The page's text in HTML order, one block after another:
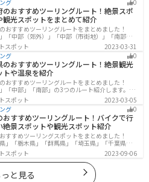
は参考にしてください。
グ
0
のおすすめツーリングルート！絶景スポ
観光スポットをまとめて紹介
おすすめツーリングルートをまとめました！
」「中部（郊外）」「中部（市街地）」「南部」
ルート紹介します。古い町並みや神社仏閣、自然
た風光明媚なスポットが数多く存在し、様々な
ができます。バイクで京都府にツーリングに行
考にしてください。
スポット
2023-03-31
グ
0
のおすすめツーリングルート！絶景観光
トや温泉を紹介
おすすめツーリングルートをまとめました！
」「中部」「南部」の3つのルート紹介します。阿
な自然を満喫できるスポットや温泉を満喫する
グができます。バイクで大分県にツーリングに
参考にしてください。
スポット
2023-03-05
グ
0
おすすめツーリングルート！バイクで行
絶景スポットや観光スポット紹介
すすめツーリングスポットをまとめました！
県」「栃木県」「群馬県」「埼玉県」「千葉県」
」「神奈川県」の各県の観光地紹介します。自
山々や湖、温泉地が点在し、四季折々の景色を
スポットが多数あります。バイクで関東にツー
に行く際は参考にしてください。
スポット 2023-09-06
と見る